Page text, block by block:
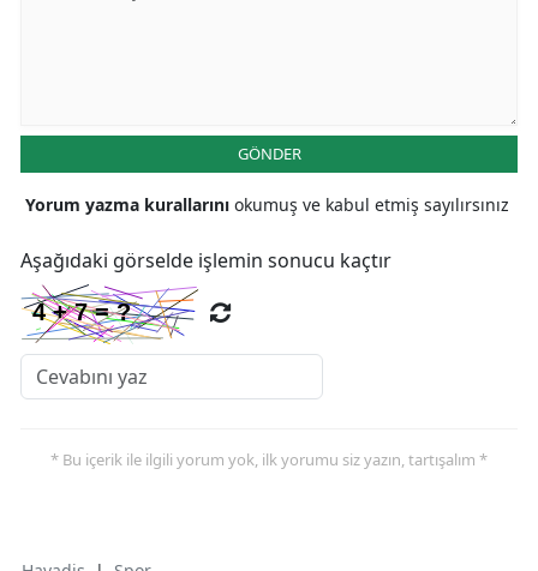
GÖNDER
Yorum yazma kurallarını okumuş ve kabul etmiş sayılırsınız
Aşağıdaki görselde işlemin sonucu kaçtır
* Bu içerik ile ilgili yorum yok, ilk yorumu siz yazın, tartışalım *